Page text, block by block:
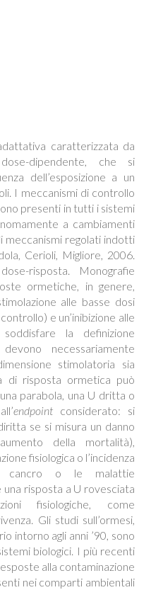
caratterizzata da
dipendente, che si
dell’esposizione a un
I meccanismi di controllo
presenti in tutti i sistemi
a cambiamenti
meccanismi regolati indotti
Cerioli, Migliore, 2006.
risposta. Monografie
ormetiche, in genere,
alle basse dosi
e un’inibizione alle
la definizione
devono necessariamente
stimolatoria sia
di risposta ormetica può
parabola, una U dritta o
endpoint considerato: si
se si misura un danno
della mortalità),
fisiologica o l’incidenza
o le malattie
risposta a U rovesciata
fisiologiche, come
Gli studi sull’ormesi,
intorno agli anni ’90, sono
biologici. I più recenti
alla contaminazione
nei comparti ambientali